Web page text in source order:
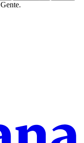
Gente.